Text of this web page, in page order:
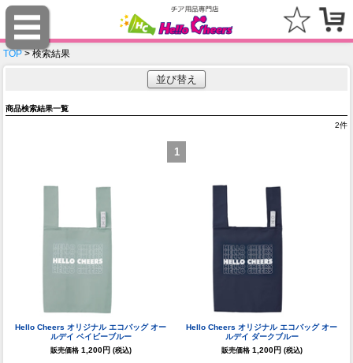
TOP> 検索結果
並び替え
商品検索結果一覧
2件
1
Hello Cheers オリジナル エコバッグ オー
ルデイ ベイビーブルー
販売価格 1,200円 (税込)
Hello Cheers オリジナル エコバッグ オー
ルデイ ダークブルー
販売価格 1,200円 (税込)